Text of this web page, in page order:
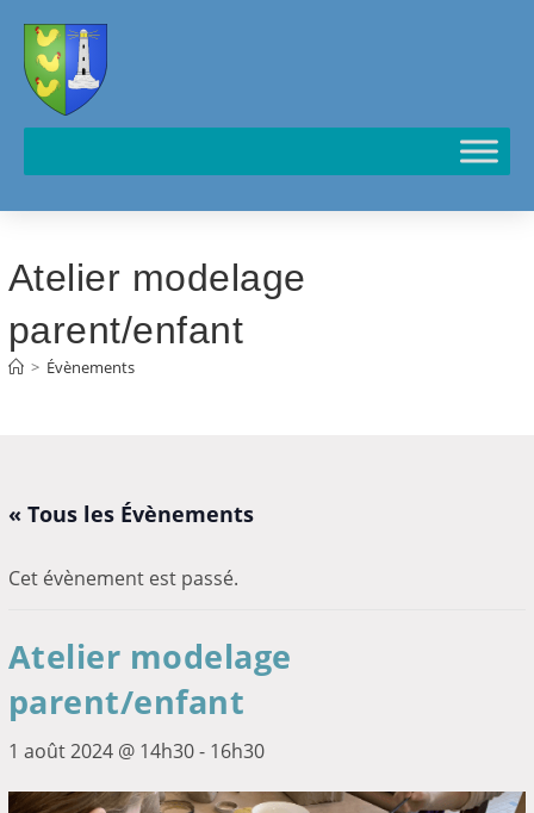
Atelier modelage
parent/enfant
> Évènements
« Tous les Évènements
Cet évènement est passé.
Atelier modelage
parent/enfant
1 août 2024 @ 14h30- 16h30